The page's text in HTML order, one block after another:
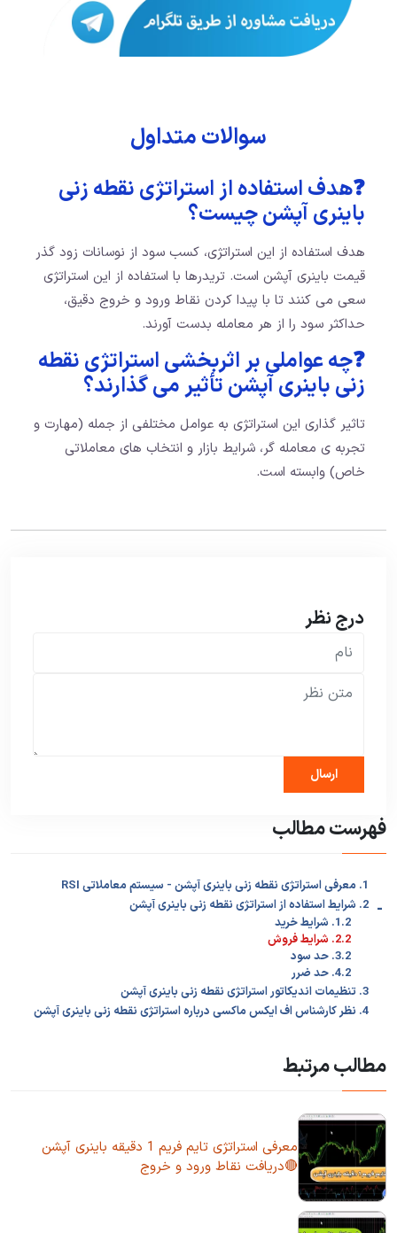
سوالات متداول
❓هدف استفاده از استراتژی نقطه زنی
باینری آپشن چیست؟
هدف استفاده از این استراتژی، کسب سود از نوسانات زود گذر
قیمت باینری آپشن است. تریدرها با استفاده از این استراتژی
سعی می کنند تا با پیدا کردن نقاط ورود و خروج دقیق،
حداکثر سود را از هر معامله بدست آورند.
❓چه عواملی بر اثربخشی استراتژی نقطه
زنی باینری آپشن تأثیر می گذارند؟
تاثیر گذاری این استراتژی به عوامل مختلفی از جمله (مهارت و
تجربه ی معامله گر، شرایط بازار و انتخاب های معاملاتی
خاص) وابسته است.
درج نظر
فهرست مطالب
1. معرفی استراتژی نقطه زنی باینری آپشن - سیستم معاملاتی RSI
2. شرایط استفاده از استراتژی نقطه زنی باینری آپشن -
1.2. شرایط خرید
2.2. شرایط فروش
3.2. حد سود
4.2. حد ضرر
3. تنظیمات اندیکاتور استراتژی نقطه زنی باینری آپشن
4. نظر کارشناس اف ایکس ماکسی درباره استراتژی نقطه زنی باینری آپشن
مطالب مرتبط
معرفی استراتژی تایم فریم 1 دقیقه باینری آپشن
🔴دریافت نقاط ورود و خروج